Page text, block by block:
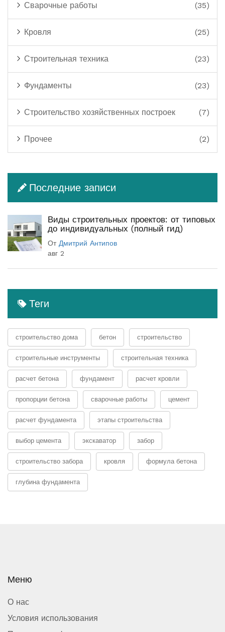
Сварочные работы (35)
Кровля (25)
Строительная техника (23)
Фундаменты (23)
Строительство хозяйственных построек (7)
Прочее (2)
Последние записи
Виды строительных проектов: от типовых
до индивидуальных (полный гид)
От Дмитрий Антипов
авг 2
Теги
строительство дома бетон строительство
строительные инструменты строительная техника
расчет бетона фундамент расчет кровли
пропорции бетона сварочные работы цемент
расчет фундамента этапы строительства
выбор цемента экскаватор забор
строительство забора кровля формула бетона
глубина фундамента
Меню
О нас
Условия использования